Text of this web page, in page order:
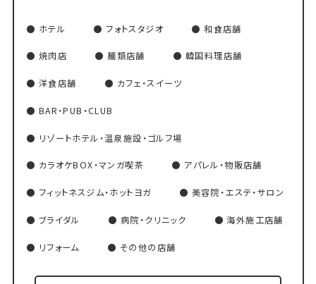
ホテル フォトスタジオ 和食店舗
焼肉店 麺類店舗 韓国料理店舗
洋食店舗 カフェ・スイーツ
BAR・PUB・CLUB
リゾートホテル・温泉施設・ゴルフ場
カラオケBOX・マンガ喫茶 アパレル・物販店舗
フィットネスジム・ホットヨガ 美容院・エステ・サロン
ブライダル 病院・クリニック 海外施工店舗
リフォーム その他の店舗